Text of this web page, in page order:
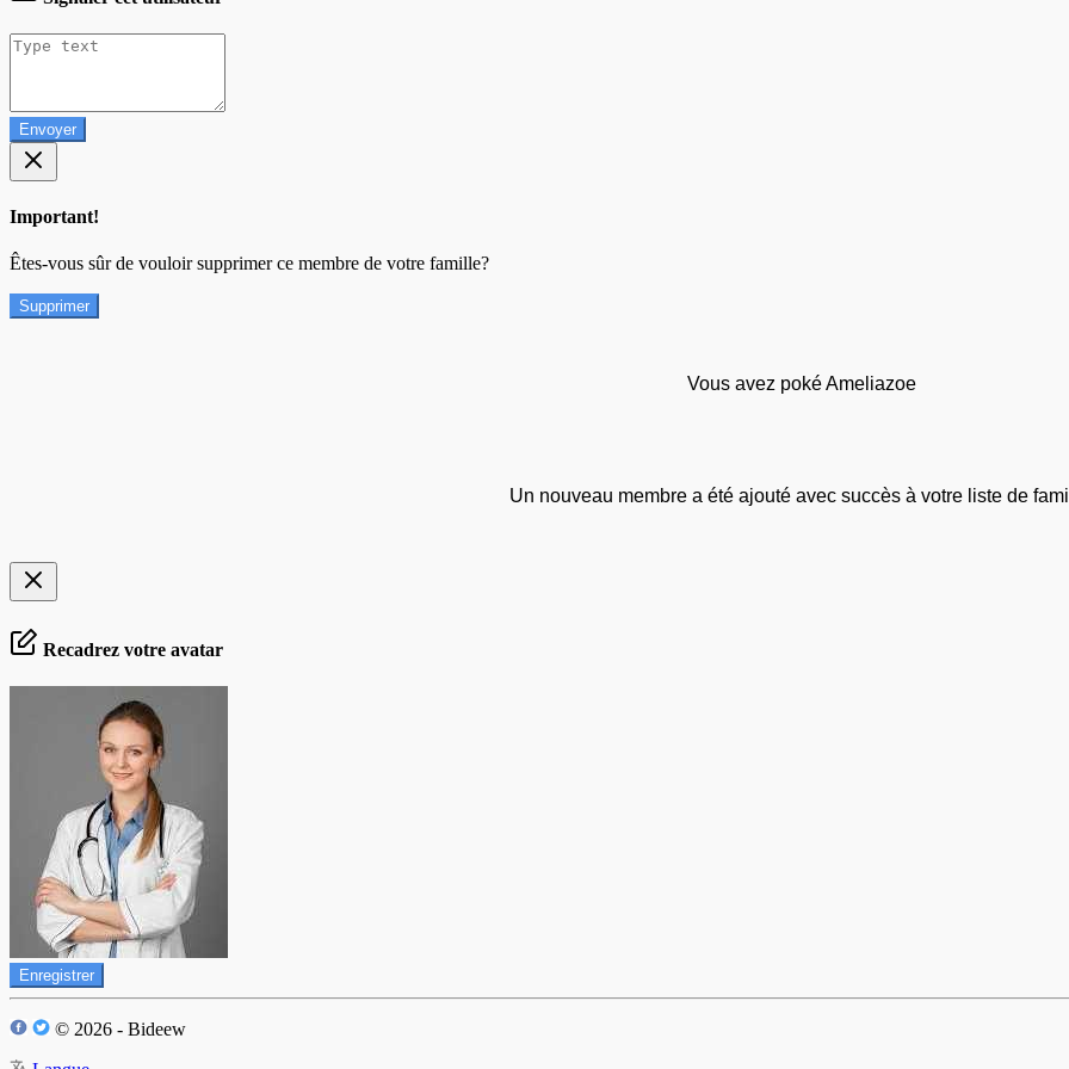
Envoyer
Important!
Êtes-vous sûr de vouloir supprimer ce membre de votre famille?
Supprimer
Vous avez poké Ameliazoe
Un nouveau membre a été ajouté avec succès à votre liste de
Recadrez votre avatar
Enregistrer
© 2026 - Bideew